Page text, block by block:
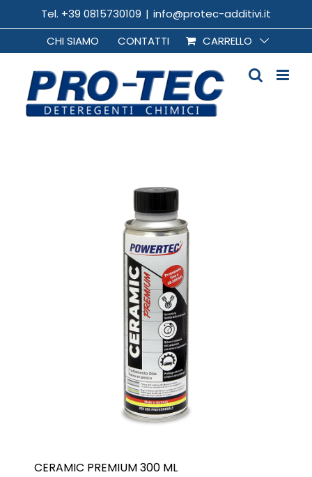
al
contenuto
Tel. +39 0815730109 | info@protec-additivi.it
CHI SIAMO
CONTATTI CARRELLO
CERAMIC PREMIUM 300 ML